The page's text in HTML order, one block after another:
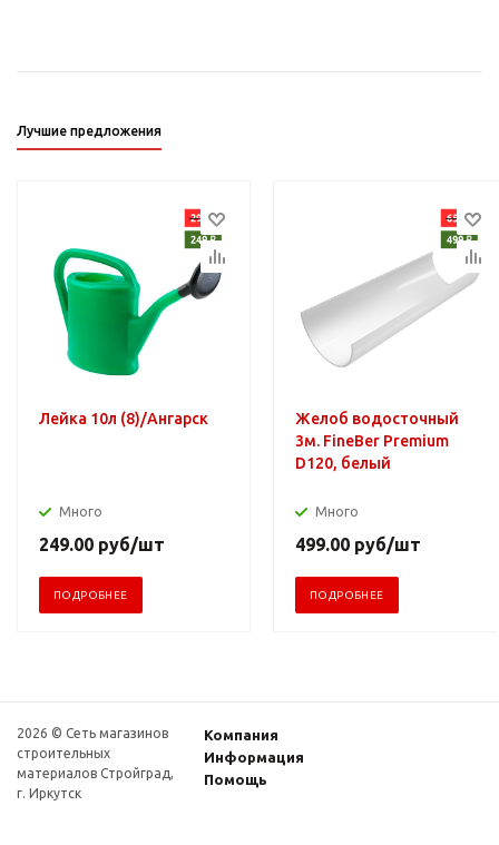
Лучшие предложения
Лейка 10л (8)/Ангарск
Много
249.00 руб/шт
ПОДРОБНЕЕ
Желоб водосточный
3м. FineBer Premium
D120, белый
Много
499.00 руб/шт
ПОДРОБНЕЕ
2026 © Сеть магазинов
строительных
материалов Стройград,
г. Иркутск
Компания
Информация
Помощь